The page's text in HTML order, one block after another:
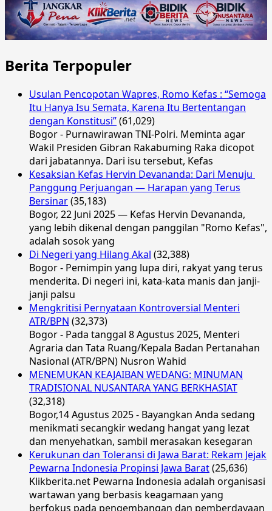
Berita Terpopuler
Usulan Pencopotan Wapres, Romo Kefas : “Semoga
Itu Hanya Isu Semata, Karena Itu Bertentangan
dengan Konstitusi”(61,029)
Bogor - Purnawirawan TNI-Polri. Meminta agar
Wakil Presiden Gibran Rakabuming Raka dicopot
dari jabatannya. Dari isu tersebut, Kefas
Kesaksian Kefas Hervin Devananda: Dari Menuju
Panggung Perjuangan — Harapan yang Terus
Bersinar(35,183)
Bogor, 22 Juni 2025 — Kefas Hervin Devananda,
yang lebih dikenal dengan panggilan "Romo Kefas",
adalah sosok yang
Di Negeri yang Hilang Akal (32,388)
Bogor - Pemimpin yang lupa diri, rakyat yang terus
menderita. Di negeri ini, kata-kata manis dan janji-
janji palsu
Mengkritisi Pernyataan Kontroversial Menteri
ATR/BPN (32,373)
Bogor - Pada tanggal 8 Agustus 2025, Menteri
Agraria dan Tata Ruang/Kepala Badan Pertanahan
Nasional (ATR/BPN) Nusron Wahid
MENEMUKAN KEAJAIBAN WEDANG: MINUMAN
TRADISIONAL NUSANTARA YANG BERKHASIAT
(32,318)
Bogor,14 Agustus 2025 - Bayangkan Anda sedang
menikmati secangkir wedang hangat yang lezat
dan menyehatkan, sambil merasakan kesegaran
Kerukunan dan Toleransi di Jawa Barat: Rekam Jejak
Pewarna Indonesia Propinsi Jawa Barat(25,636)
Klikberita.net Pewarna Indonesia adalah organisasi
wartawan yang berbasis keagamaan yang
berfokus pada pengembangan dan pemberdayaan